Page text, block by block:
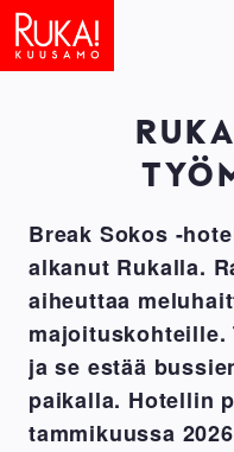
Hyppää
pääsisältöön
Break Sokos -
alkanut Rukalla.
aiheuttaa
majoituskohteille.
ja se estää
paikalla. Hotellin
tammikuussa